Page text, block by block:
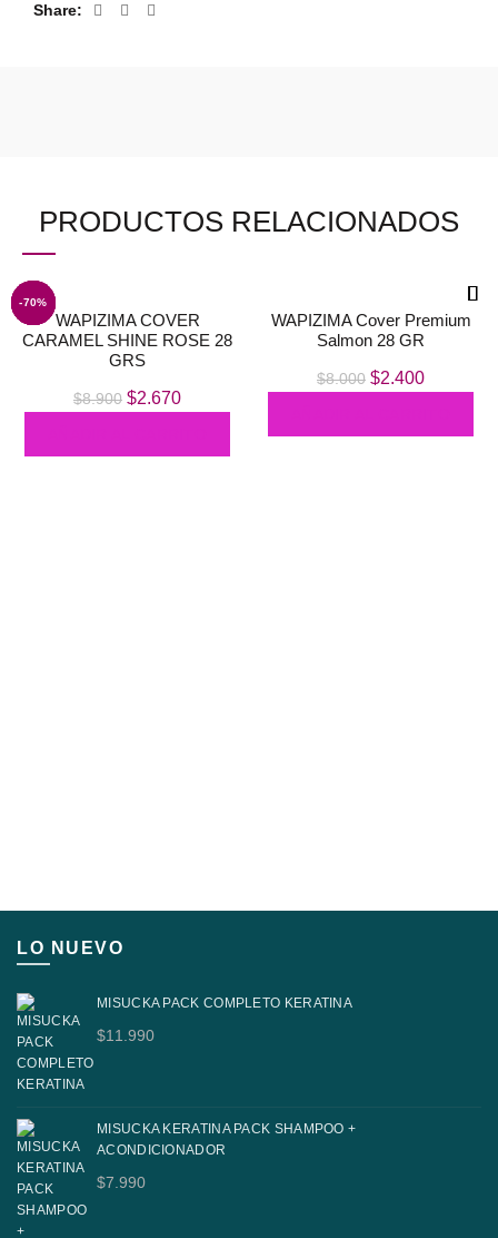
Share
PRODUCTOS RELACIONADOS
-70%
WAPIZIMA COVER
CARAMEL SHINE ROSE 28
GRS
$8.900 El
original
$2.670El
actual
-70%
WAPIZIMA Cover Premium
Salmon 28 GR
$8.000 El
original
$2.400El
actual
-70%
-83%
-88%
-70%
-70%
-70%
LO NUEVO
MISUCKA PACK COMPLETO KERATINA
$11.990
MISUCKA KERATINA PACK SHAMPOO +
ACONDICIONADOR
$7.990